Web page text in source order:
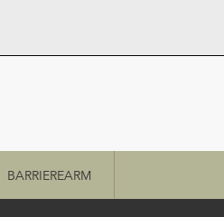
BARRIEREARM